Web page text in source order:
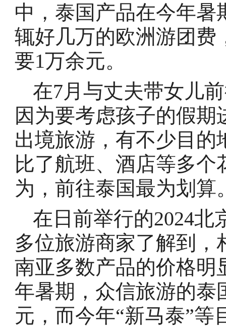
中，泰国产品在今年
辄好几万的欧洲游团费
要1万余元。
在7月与丈夫带女儿
因为要考虑孩子的假
出境旅游，有不少目
比了航班、酒店等多
为，前往泰国最为划算
在日前举行的2024北
多位旅游商家了解到
南亚多数产品的价格明
年暑期，众信旅游的泰
元，而今年“新马泰”